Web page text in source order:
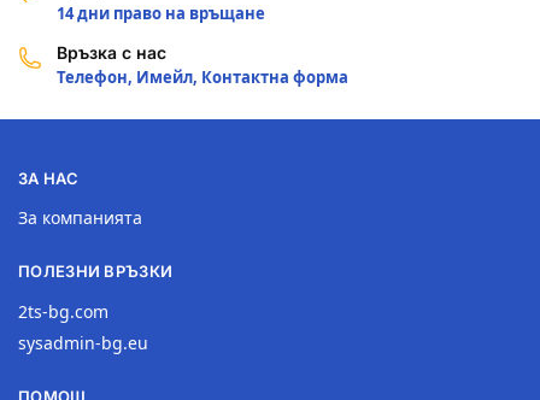
14 дни право на връщане
Връзка с нас
Телефон, Имейл, Контактна форма
ЗА НАС
За компанията
ПОЛЕЗНИ ВРЪЗКИ
2ts-bg.com
sysadmin-bg.eu
ПОМОЩ